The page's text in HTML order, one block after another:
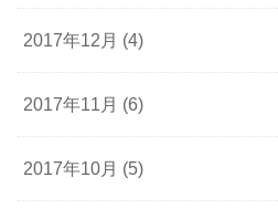
2017年12月 (4)
2017年11月 (6)
2017年10月 (5)